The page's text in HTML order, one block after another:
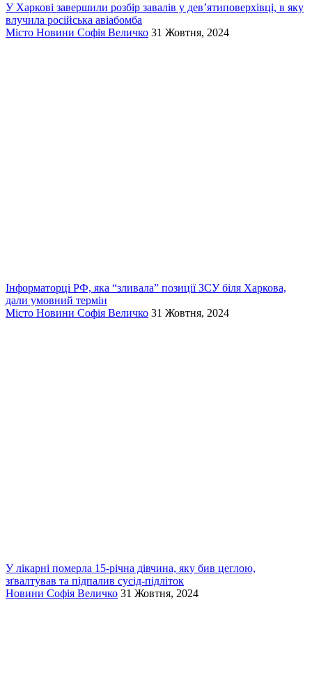
У Харкові завершили розбір завалів у дев’ятиповерхівці, в яку
влучила російська авіабомба
Місто Новини Софія Величко 31 Жовтня, 2024
Інформаторці РФ, яка “зливала” позиції ЗСУ біля Харкова,
дали умовний термін
Місто Новини Софія Величко 31 Жовтня, 2024
У лікарні померла 15-річна дівчина, яку бив цеглою,
зґвалтував та підпалив сусід-підліток
Новини Софія Величко 31 Жовтня, 2024